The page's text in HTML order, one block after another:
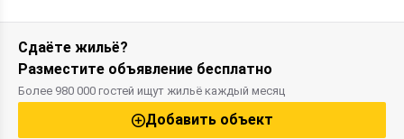
Сдаёте жильё?
Разместите объявление бесплатно
Более 980 000 гостей ищут жильё каждый месяц
Добавить объект